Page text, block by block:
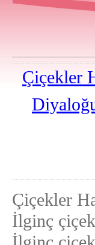
Çiçekler
Çiçekler
İlginç